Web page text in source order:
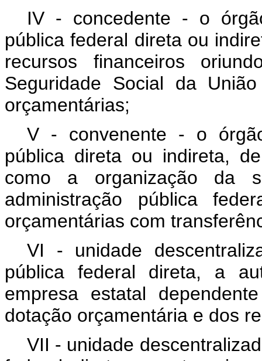
IV - concedente - o
pública federal direta ou
recursos financeiros
Seguridade Social da
orçamentárias;
V - convenente - o
pública direta ou indireta,
como a organização da
administração pública
orçamentárias com
VI - unidade
pública federal direta, a
empresa estatal
dotação orçamentária e dos
VII - unidade